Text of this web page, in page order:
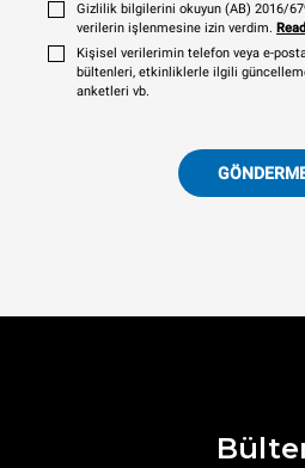
Gizlilik bilgilerini okuyun (AB) 2016/
verilerin işlenmesine izin verdim.
Kişisel verilerimin telefon veya e-
bültenleri, etkinliklerle ilgili
anketleri vb.